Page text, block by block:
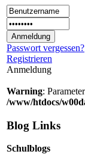
Passwort vergessen?
Registrieren
Anmeldung
Warning:
/www/htdocs/
Blog Links
Schulblogs